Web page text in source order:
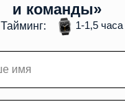
Тайминг: 1-1,5 часа
и команды»